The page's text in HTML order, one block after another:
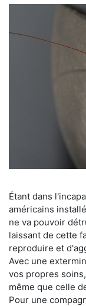
Étant dans
américains
ne va pouvoir
laissant de cette
reproduire et
Avec une
vos propres
même que celle
Pour une